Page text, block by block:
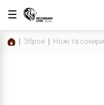
☰
Зброя Ножі та сокири